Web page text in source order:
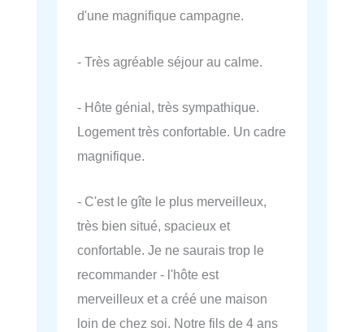
d'une magnifique campagne.
- Très agréable séjour au calme.
- Hôte génial, très sympathique.
Logement très confortable. Un cadre
magnifique.
- C'est le gîte le plus merveilleux,
très bien situé, spacieux et
confortable. Je ne saurais trop le
recommander - l'hôte est
merveilleux et a créé une maison
loin de chez soi. Notre fils de 4 ans